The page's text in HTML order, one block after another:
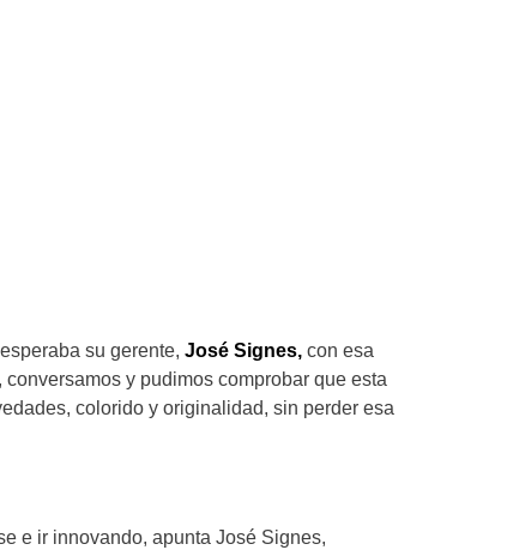
su gerente, José Signes, con esa
y pudimos comprobar que esta
colorido y originalidad, sin perder esa
e ir innovando, apunta José Signes,